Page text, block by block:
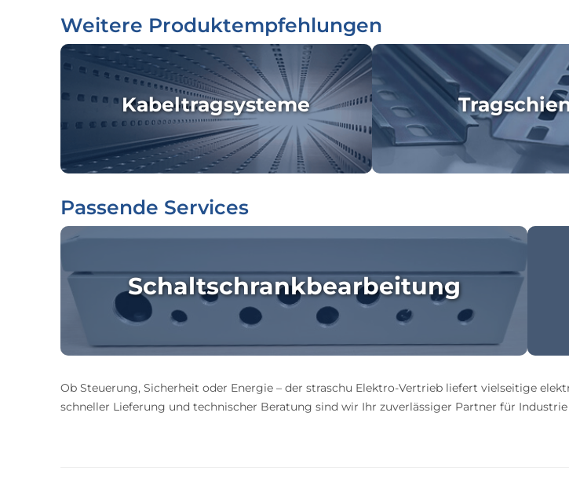
Weitere Produktempfehlungen
Kabeltragsysteme
Passende Services
Schaltschrankbearbeitung
Ob Steuerung, Sicherheit oder Energie – der straschu Elektro-Vertrieb liefert vielseitige
schneller Lieferung und technischer Beratung sind wir Ihr zuverlässiger Partner für Industrie